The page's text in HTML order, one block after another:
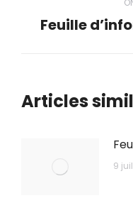
Feuille
Articles
9